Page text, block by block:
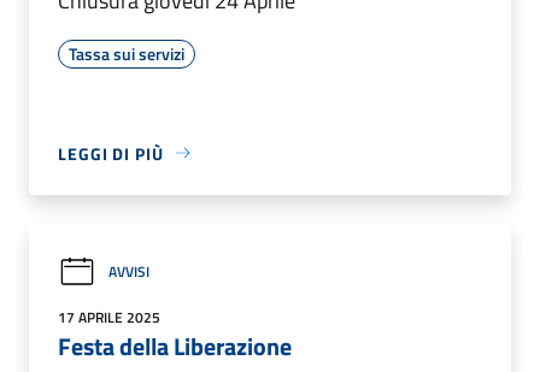
Tassa sui servizi
LEGGI DI PIÙ
AVVISI
17 APRILE 2025
Festa della Liberazione